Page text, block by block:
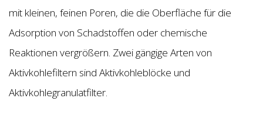
mit kleinen, feinen Poren, die die Oberfläche für die
Adsorption von Schadstoffen oder chemische
Reaktionen vergrößern. Zwei gängige Arten von
Aktivkohlefiltern sind Aktivkohleblöcke und
Aktivkohlegranulatfilter.